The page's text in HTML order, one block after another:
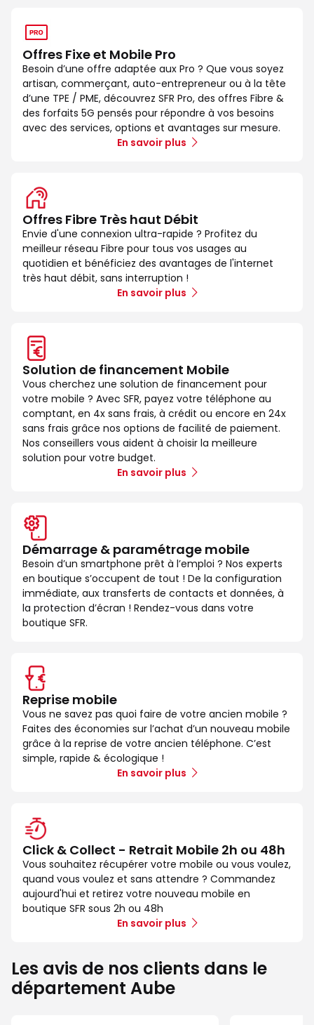
Offres Fixe et Mobile Pro
Besoin d’une offre adaptée aux Pro ? Que vous soyez
artisan, commerçant, auto-entrepreneur ou à la tête
d’une TPE / PME, découvrez SFR Pro, des offres Fibre &
des forfaits 5G pensés pour répondre à vos besoins
avec des services, options et avantages sur mesure.
En savoir plus
Offres Fibre Très haut Débit
Envie d'une connexion ultra-rapide ? Profitez du
meilleur réseau Fibre pour tous vos usages au
quotidien et bénéficiez des avantages de l'internet
très haut débit, sans interruption !
En savoir plus
Solution de financement Mobile
Vous cherchez une solution de financement pour
votre mobile ? Avec SFR, payez votre téléphone au
comptant, en 4x sans frais, à crédit ou encore en 24x
sans frais grâce nos options de facilité de paiement.
Nos conseillers vous aident à choisir la meilleure
solution pour votre budget.
En savoir plus
Démarrage & paramétrage mobile
Besoin d’un smartphone prêt à l’emploi ? Nos experts
en boutique s’occupent de tout ! De la configuration
immédiate, aux transferts de contacts et données, à
la protection d’écran ! Rendez-vous dans votre
boutique SFR.
Reprise mobile
Vous ne savez pas quoi faire de votre ancien mobile ?
Faites des économies sur l’achat d’un nouveau mobile
grâce à la reprise de votre ancien téléphone. C’est
simple, rapide & écologique !
En savoir plus
Click & Collect - Retrait Mobile 2h ou 48h
Vous souhaitez récupérer votre mobile ou vous voulez,
quand vous voulez et sans attendre ? Commandez
aujourd'hui et retirez votre nouveau mobile en
boutique SFR sous 2h ou 48h
En savoir plus
Les avis de nos clients dans le
département Aube